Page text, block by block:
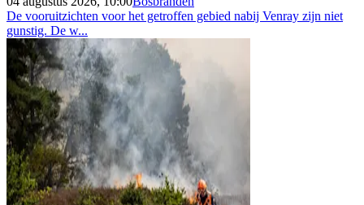
De vooruitzichten voor het getroffen gebied nabij Venray zijn niet
gunstig. De w...